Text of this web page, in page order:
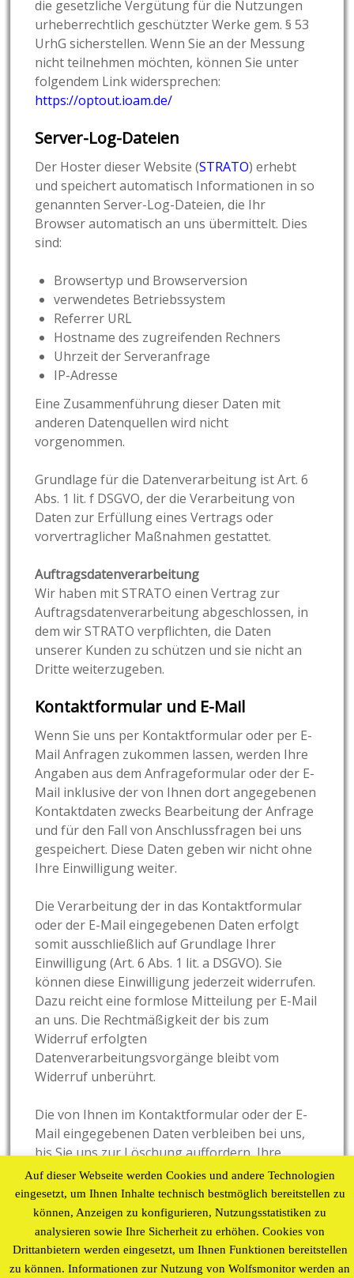
die gesetzliche Vergütung für die Nutzungen
urheberrechtlich geschützter Werke gem. § 53
UrhG sicherstellen. Wenn Sie an der Messung
nicht teilnehmen möchten, können Sie unter
folgendem Link widersprechen:
https://optout.ioam.de/
Server-Log-Dateien
Der Hoster dieser Website (STRATO) erhebt
und speichert automatisch Informationen in so
genannten Server-Log-Dateien, die Ihr
Browser automatisch an uns übermittelt. Dies
sind:
Browsertyp und Browserversion
verwendetes Betriebssystem
Referrer URL
Hostname des zugreifenden Rechners
Uhrzeit der Serveranfrage
IP-Adresse
Eine Zusammenführung dieser Daten mit
anderen Datenquellen wird nicht
vorgenommen.
Grundlage für die Datenverarbeitung ist Art. 6
Abs. 1 lit. f DSGVO, der die Verarbeitung von
Daten zur Erfüllung eines Vertrags oder
vorvertraglicher Maßnahmen gestattet.
Auftragsdatenverarbeitung
Wir haben mit STRATO einen Vertrag zur
Auftragsdatenverarbeitung abgeschlossen, in
dem wir STRATO verpflichten, die Daten
unserer Kunden zu schützen und sie nicht an
Dritte weiterzugeben.
Kontaktformular und E-Mail
Wenn Sie uns per Kontaktformular oder per E-
Mail Anfragen zukommen lassen, werden Ihre
Angaben aus dem Anfrageformular oder der E-
Mail inklusive der von Ihnen dort angegebenen
Kontaktdaten zwecks Bearbeitung der Anfrage
und für den Fall von Anschlussfragen bei uns
gespeichert. Diese Daten geben wir nicht ohne
Ihre Einwilligung weiter.
Die Verarbeitung der in das Kontaktformular
oder der E-Mail eingegebenen Daten erfolgt
somit ausschließlich auf Grundlage Ihrer
Einwilligung (Art. 6 Abs. 1 lit. a DSGVO). Sie
können diese Einwilligung jederzeit widerrufen.
Dazu reicht eine formlose Mitteilung per E-Mail
an uns. Die Rechtmäßigkeit der bis zum
Widerruf erfolgten
Datenverarbeitungsvorgänge bleibt vom
Widerruf unberührt.
Die von Ihnen im Kontaktformular oder der E-
Mail eingegebenen Daten verbleiben bei uns,
bis Sie uns zur Löschung auffordern, Ihre
Einwilligung zur Speicherung widerrufen oder
der Zweck für die Datenspeicherung entfällt
(z.B. nach abgeschlossener Bearbeitung Ihrer
Anfrage). Zwingende gesetzliche
Bestimmungen – insbesondere
Aufbewahrungsfristen – bleiben unberührt.
Auf dieser Webseite werden Cookies und andere Technologien
eingesetzt, um Ihnen Inhalte technisch bestmöglich bereitstellen zu
können, Anzeigen zu konfigurieren, Nutzungsstatistiken zu
analysieren sowie Ihre Sicherheit zu erhöhen. Cookies von
Drittanbietern werden eingesetzt, um Ihnen Funktionen bereitstellen
zu können. Informationen zur Nutzung von Wolfsmonitor werden an